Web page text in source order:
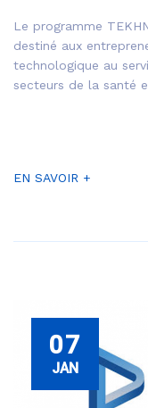
Le programme
destiné aux
technologique au
secteurs de la santé
EN SAVOIR +
07
JAN